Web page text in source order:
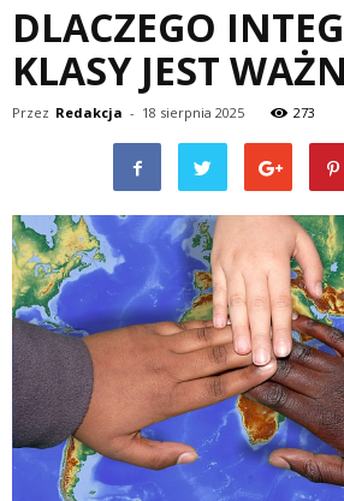
DLACZEGO
KLASY JEST
Przez Redakcja - 18 sierpnia 2025 273